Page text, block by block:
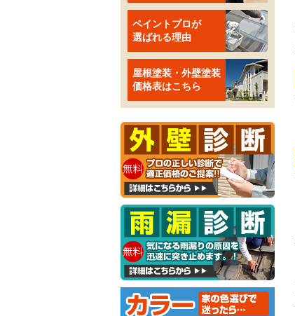
ペイントプロが
選ばれる理由
屋根塗装・外壁塗装
価格表はこちら